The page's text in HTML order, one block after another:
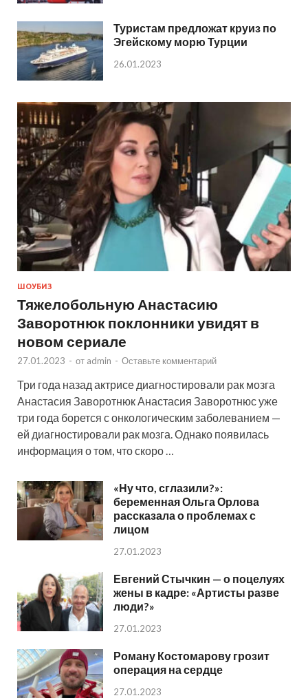
Туристам предложат круиз по
Эгейскому морю Турции
26.01.2023
ШОУБИЗ
Тяжелобольную Анастасию
Заворотнюк поклонники увидят в
новом сериале
27.01.2023 - от admin - Оставьте комментарий
Три года назад актрисе диагностировали рак мозга
Анастасия Заворотнюк Анастасия Заворотнюс уже
три года борется с онкологическим заболеванием —
ей диагностировали рак мозга. Однако появилась
информация о том, что скоро …
«Ну что, сглазили?»:
беременная Ольга Орлова
рассказала о проблемах с
лицом
27.01.2023
Евгений Стычкин — о поцелуях
жены в кадре: «Артисты разве
люди?»
27.01.2023
Роману Костомарову грозит
операция на сердце
27.01.2023